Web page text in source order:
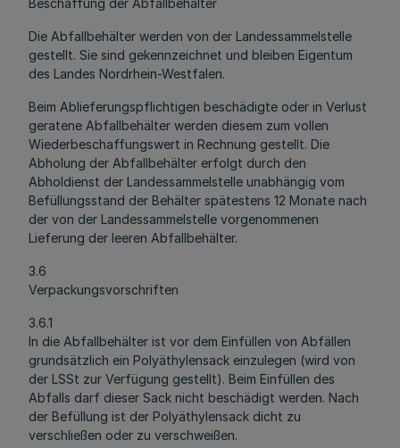
Beschaffung der Abfallbehälter
Die Abfallbehälter werden von der Landessammelstelle
gestellt. Sie sind gekennzeichnet und bleiben Eigentum
des Landes Nordrhein-Westfalen.
Beim Ablieferungspflichtigen beschädigte oder in Verlust
geratene Abfallbehälter werden diesem zum vollen
Wiederbeschaffungswert in Rechnung gestellt. Die
Abholung der Abfallbehälter erfolgt durch den
Abholdienst der Landessammelstelle unabhängig vom
Befüllungsstand der Behälter spätestens 12 Monate nach
der von der Landessammelstelle vorgenommenen
Lieferung der leeren Abfallbehälter.
3.6
Verpackungsvorschriften
3.6.1
In die Abfallbehälter ist vor dem Einfüllen von Abfällen
grundsätzlich ein Polyäthylensack einzulegen (wird von
der LSSt zur Verfügung gestellt). Beim Einfüllen des
Abfalls darf dieser Sack nicht beschädigt werden. Nach
der Befüllung ist der Polyäthylensack dicht zu
verschließen oder zu verschweißen.